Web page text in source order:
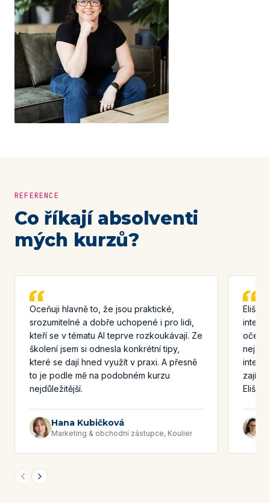
REFERENCE
Co říkají absolventi
mých kurzů?
Oceňuji hlavně to, že jsou praktické,
srozumitelné a dobře uchopené i pro lidi,
kteří se v tématu AI teprve rozkoukávají. Ze
školení jsem si odnesla konkrétní tipy,
které se dají hned využít v praxi. A přesně
to je podle mě na podobném kurzu
nejdůležitější.
Hana Kubičková
Marketing & obchodní zástupce, Koulier
Previous slide
Next slide